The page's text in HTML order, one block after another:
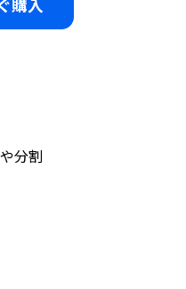
購入
分割